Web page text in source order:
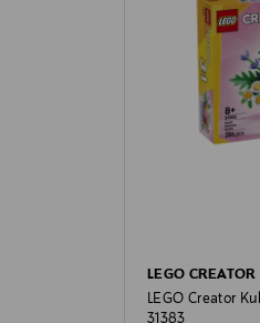
LEGO CREATOR
LEGO Creator
31383